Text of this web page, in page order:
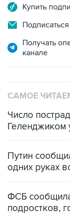
Купить
Получать
канале
САМОЕ
Число
Геленджиком
Путин
одних руках
ФСБ
подростков,